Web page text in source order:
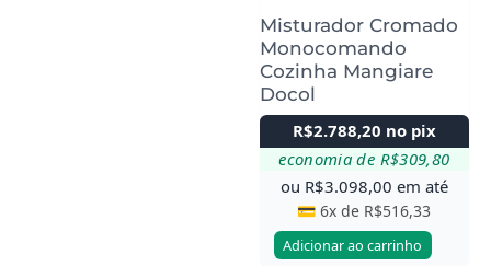
Misturador Cromado
Monocomando
Cozinha Mangiare
Docol
R$2.788,20 no pix
economia de R$309,80
ou R$3.098,00 em até
💳 6x de R$516,33
Adicionar ao carrinho